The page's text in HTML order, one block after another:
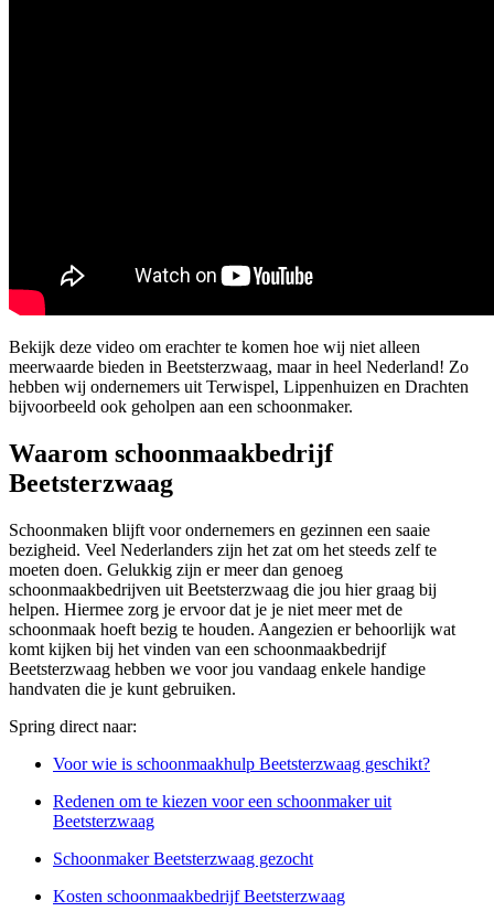
Bekijk deze video om erachter te komen hoe wij niet alleen
meerwaarde bieden in Beetsterzwaag, maar in heel Nederland! Zo
hebben wij ondernemers uit Terwispel, Lippenhuizen en Drachten
bijvoorbeeld ook geholpen aan een schoonmaker.
Waarom schoonmaakbedrijf
Beetsterzwaag
Schoonmaken blijft voor ondernemers en gezinnen een saaie
bezigheid. Veel Nederlanders zijn het zat om het steeds zelf te
moeten doen. Gelukkig zijn er meer dan genoeg
schoonmaakbedrijven uit Beetsterzwaag die jou hier graag bij
helpen. Hiermee zorg je ervoor dat je je niet meer met de
schoonmaak hoeft bezig te houden. Aangezien er behoorlijk wat
komt kijken bij het vinden van een schoonmaakbedrijf
Beetsterzwaag hebben we voor jou vandaag enkele handige
handvaten die je kunt gebruiken.
Spring direct naar:
Voor wie is schoonmaakhulp Beetsterzwaag geschikt?
Redenen om te kiezen voor een schoonmaker uit
Beetsterzwaag
Schoonmaker Beetsterzwaag gezocht
Kosten schoonmaakbedrijf Beetsterzwaag